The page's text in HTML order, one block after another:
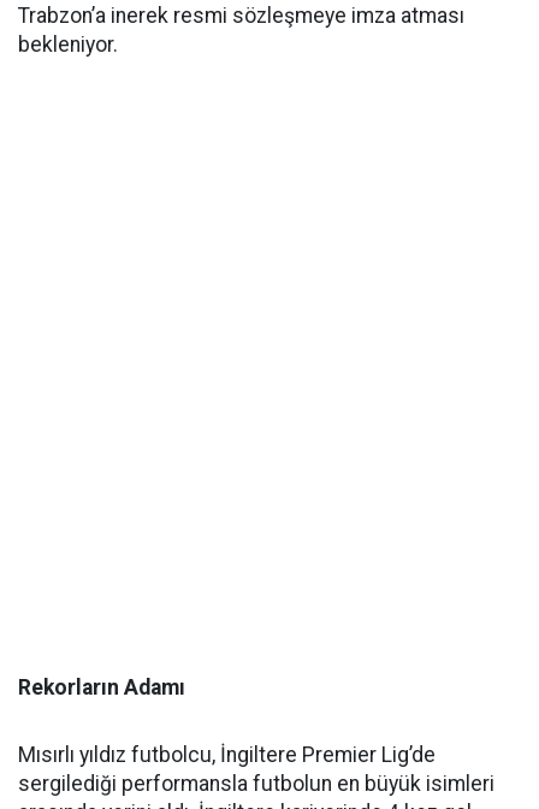
Trabzon’a inerek resmi sözleşmeye imza atması
bekleniyor.
Rekorların Adamı
Mısırlı yıldız futbolcu, İngiltere Premier Lig’de
sergilediği performansla futbolun en büyük isimleri